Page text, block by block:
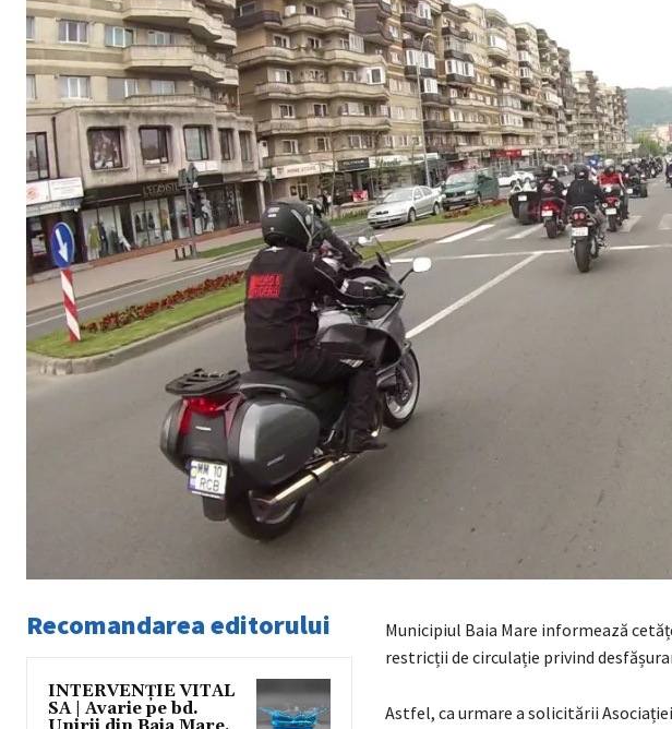
Recomandarea editorului
INTERVENȚIE VITAL
SA | Avarie pe bd.
Municipiul Baia Mare informează
restricții de circulație privind
Astfel, ca urmare a solicitării